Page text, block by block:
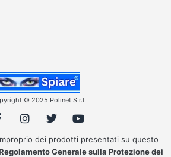
© 2025 Polinet S.r.l.
improprio dei prodotti presentati su questo
Generale sulla Protezione dei